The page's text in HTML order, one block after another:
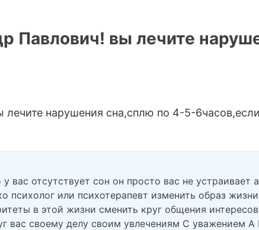
Павлович! вы лечите
нарушения сна,сплю по 4-5-
вас отсутствует сон он просто вас не
психолог или психотерапевт изменить образ
в этой жизни сменить круг общения
вас своему делу своим увлечениям С уважением А